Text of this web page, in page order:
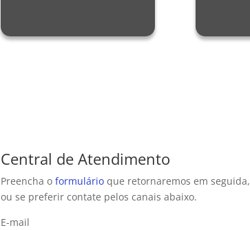
Central de Atendimento
Preencha o formulário que retornaremos em seguida,
ou se preferir contate pelos canais abaixo.
E-mail